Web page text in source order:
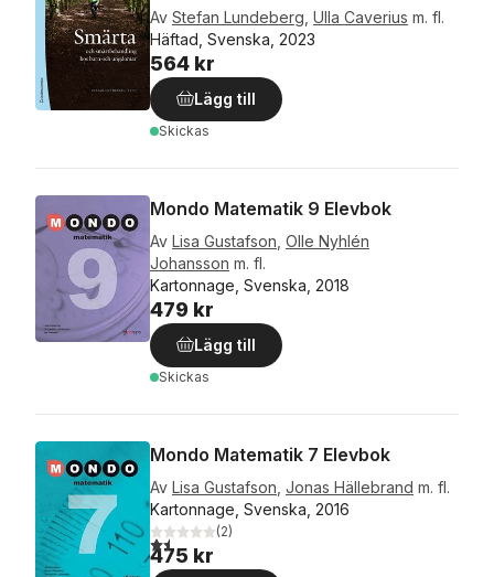
Av Stefan Lundeberg Ulla Caverius m. fl.
Häftad, Svenska, 2023
564 kr
Lägg till
Skickas
Mondo Matematik 9 Elevbok
Av Lisa Gustafson Olle Nyhlén
Johansson m. fl.
Kartonnage, Svenska, 2018
479 kr
Lägg till
Skickas
Mondo Matematik 7 Elevbok
Av Lisa Gustafson Jonas Hällebrand m. fl.
Kartonnage, Svenska, 2016
1,5utav 5 stjärnor. Totalt antal röster:
(2)
475 kr